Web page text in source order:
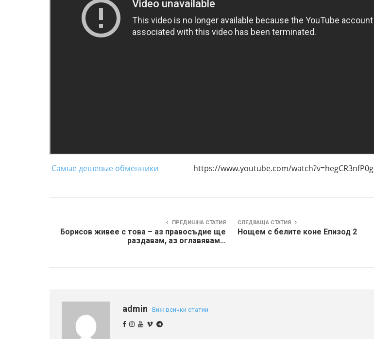
Самые дешевые обменники https://www.youtube.com/watch?v=hegCR3nfP0g
ПРЕДИШНА СТАТИЯ
Борисов живее с това – аз правосъдие ще
раздавам, аз оглавявам…
СЛЕДВАЩА СТАТИЯ
Нощем с белите коне Епизод 2
admin Виж всички статии